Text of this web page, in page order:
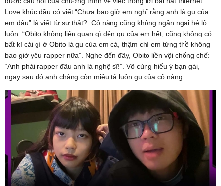
Love khúc đầu có viết “Chưa bao giờ em nghĩ rằng anh là gu của
em đâu” là viết từ sự thật?. Cô nàng cũng không ngần ngại hé lộ
luôn: “Obito không liên quan gì đến gu của em hết, cũng không có
bất kì cái gì ở Obito là gu của em cả, thậm chí em từng thề không
bao giờ yêu rapper nữa”. Nghe đến đây, Obito liền vội chống chế:
“Anh phải rapper đâu anh là nghệ sĩ!”. Vô cùng hiểu ý bạn gái,
ngay sau đó anh chàng còn miêu tả luôn gu của cô nàng.